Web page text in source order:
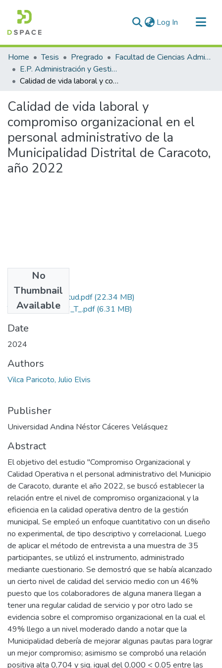
Log In (current)
Communities & Collections
All of DSpace
Statistics
Home Tesis Pregrado
Facultad de Ciencias Administrativas
E.P. Administración y Gestión Pública
Calidad de vida laboral y compromiso organizacional en el personal administrativo de la Municipalidad Distrital de Caracoto, año 2022
Calidad de vida laboral y
compromiso organizacional en el
personal administrativo de la
Municipalidad Distrital de Caracoto,
año 2022
No
Thumbnail
Available
Grado de Similitud.pdf(22.34 MB)
T036_74552586_T_.pdf(6.31 MB)
Date
2024
Authors
Vilca Paricoto, Julio Elvis
Publisher
Universidad Andina Néstor Cáceres Velásquez
Abstract
El objetivo del estudio "Compromiso Organizacional y
Calidad Operativa n el personal administrativo del Municipio
de Caracoto, durante el año 2022, se buscó establecer la
relación entre el nivel de compromiso organizacional y la
eficiencia en la calidad operativa dentro de la gestión
municipal. Se empleó un enfoque cuantitativo con un diseño
no experimental, de tipo descriptivo y correlacional. Luego
de aplicar el método de entrevista a una muestra de 35
participantes, se utilizó el instrumento, administrado
mediante cuestionario. Se demostró que se había alcanzado
un cierto nivel de calidad del servicio medio con un 46%
puesto que los colaboradores de alguna manera llegan a
tener una regular calidad de servicio y por otro lado se
evidencia sobre el compromiso organizacional en la cual el
49% llego a un nivel moderado dando a notar que la
Municipalidad debería de mejorar algunas pautas para lograr
un mejor compromiso; asimismo se comprobó una relación
positiva alta 0,704 y sig. igual del 0,000 < 0.05 entre las